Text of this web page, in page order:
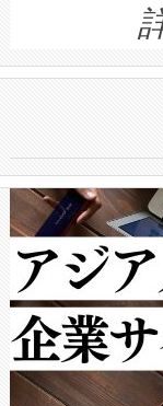
quality
BESS
centers.
からシス
クルの各
[…]
す。ノ
ートル先
トに対
では、反
で向上し
ットだけ
ルの変電
作業と点
Avia 2は